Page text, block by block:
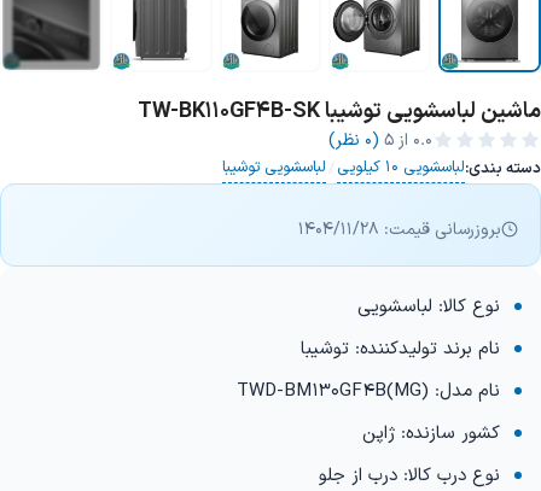
ماشین لباسشویی توشیبا TW-BK110GF4B-SK
0.0 از ۵ (0 نظر)
دسته بندی:لباسشویی 10 کیلویی / لباسشویی توشیبا
بروزرسانی قیمت: 1404/11/28
نوع کالا: لباسشویی
نام برند تولیدکننده: توشیبا
نام مدل: TWD-BM130GF4B(MG)
کشور سازنده: ژاپن
نوع درب کالا: درب از جلو